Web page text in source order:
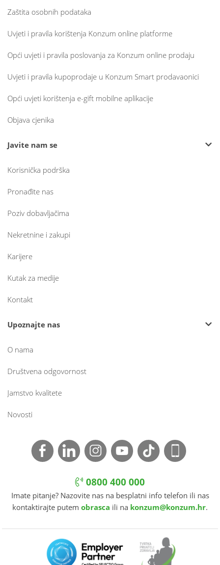
Zaštita osobnih podataka
Uvjeti i pravila korištenja Konzum online platforme
Opći uvjeti i pravila poslovanja za Konzum online prodaju
Uvjeti i pravila kupoprodaje u Konzum Smart prodavaonici
Opći uvjeti korištenja e-gift mobilne aplikacije
Objava cjenika
Javite nam se
Korisnička podrška
Pronađite nas
Poziv dobavljačima
Nekretnine i zakupi
Karijere
Kutak za medije
Kontakt
Upoznajte nas
O nama
Društvena odgovornost
Jamstvo kvalitete
Novosti
0800 400 000
Imate pitanje? Nazovite nas na besplatni info telefon ili nas
kontaktirajte putem obrasca ili na konzum@konzum.hr.